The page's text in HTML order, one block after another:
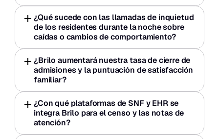
¿Qué sucede con las llamadas de inquietud
de los residentes durante la noche sobre
caídas o cambios de comportamiento?
¿Brilo aumentará nuestra tasa de cierre de
admisiones y la puntuación de satisfacción
familiar?
¿Con qué plataformas de SNF y EHR se
integra Brilo para el censo y las notas de
atención?